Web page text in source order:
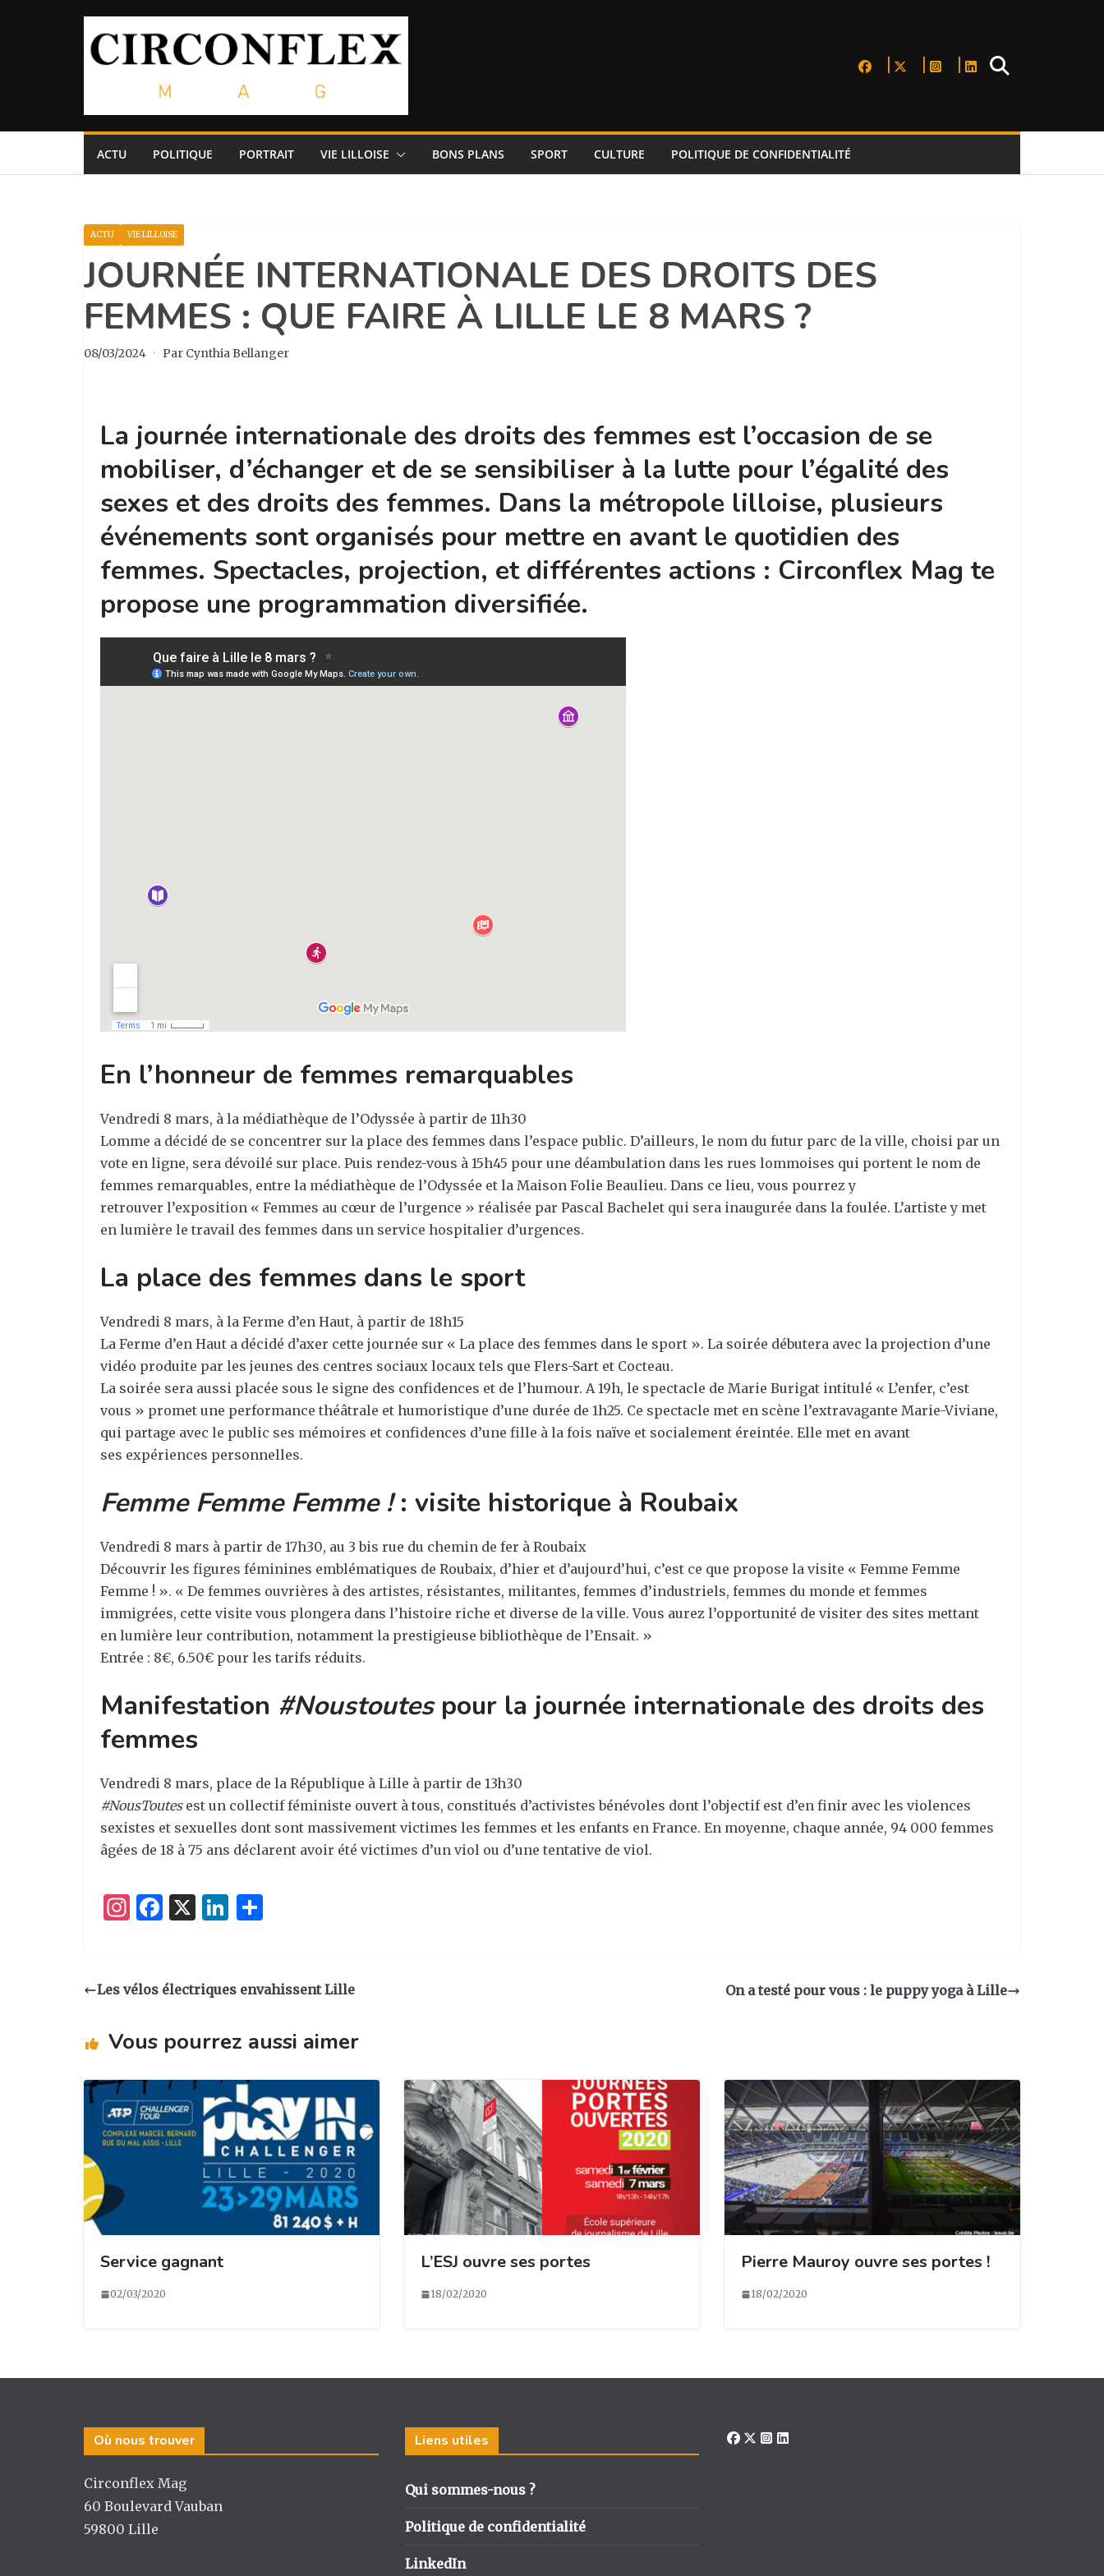
ACTU POLITIQUE PORTRAIT VIE LILLOISE BONS PLANS SPORT CULTURE POLITIQUE DE CONFIDENTIALITÉ
ACTU VIE LILLOISE
JOURNÉE INTERNATIONALE DES DROITS DES
FEMMES : QUE FAIRE À LILLE LE 8 MARS ?
08/03/2024 · Par Cynthia Bellanger
La journée internationale des droits des femmes est l’occasion de se
mobiliser, d’échanger et de se sensibiliser à la lutte pour l’égalité des
sexes et des droits des femmes. Dans la métropole lilloise, plusieurs
événements sont organisés pour mettre en avant le quotidien des
femmes. Spectacles, projection, et différentes actions : Circonflex Mag te
propose une programmation diversifiée.
En l’honneur de femmes remarquables
Vendredi 8 mars, à la médiathèque de l’Odyssée à partir de 11h30
Lomme a décidé de se concentrer sur la place des femmes dans l’espace public. D’ailleurs, le nom du futur parc de la ville, choisi par un
vote en ligne, sera dévoilé sur place. Puis rendez-vous à 15h45 pour une déambulation dans les rues lommoises qui portent le nom de
femmes remarquables, entre la médiathèque de l’Odyssée et la Maison Folie Beaulieu. Dans ce lieu, vous pourrez y
retrouver l’exposition « Femmes au cœur de l’urgence » réalisée par Pascal Bachelet qui sera inaugurée dans la foulée. L’artiste y met
en lumière le travail des femmes dans un service hospitalier d’urgences.
La place des femmes dans le sport
Vendredi 8 mars, à la Ferme d’en Haut, à partir de 18h15
La Ferme d’en Haut a décidé d’axer cette journée sur « La place des femmes dans le sport ». La soirée débutera avec la projection d’une
vidéo produite par les jeunes des centres sociaux locaux tels que Flers-Sart et Cocteau.
La soirée sera aussi placée sous le signe des confidences et de l’humour. A 19h, le spectacle de Marie Burigat intitulé « L’enfer, c’est
vous » promet une performance théâtrale et humoristique d’une durée de 1h25. Ce spectacle met en scène l’extravagante Marie-Viviane,
qui partage avec le public ses mémoires et confidences d’une fille à la fois naïve et socialement éreintée. Elle met en avant
ses expériences personnelles.
Femme Femme Femme !: visite historique à Roubaix
Vendredi 8 mars à partir de 17h30, au 3 bis rue du chemin de fer à Roubaix
Découvrir les figures féminines emblématiques de Roubaix, d’hier et d’aujourd’hui, c’est ce que propose la visite « Femme Femme
Femme ! ». « De femmes ouvrières à des artistes, résistantes, militantes, femmes d’industriels, femmes du monde et femmes
immigrées, cette visite vous plongera dans l’histoire riche et diverse de la ville. Vous aurez l’opportunité de visiter des sites mettant
en lumière leur contribution, notamment la prestigieuse bibliothèque de l’Ensait. »
Entrée : 8€, 6.50€ pour les tarifs réduits.
Manifestation #Noustoutespour la journée internationale des droits des
femmes
Vendredi 8 mars, place de la République à Lille à partir de 13h30
#NousToutesest un collectif féministe ouvert à tous, constitués d’activistes bénévoles dont l’objectif est d’en finir avec les violences
sexistes et sexuelles dont sont massivement victimes les femmes et les enfants en France. En moyenne, chaque année, 94 000 femmes
âgées de 18 à 75 ans déclarent avoir été victimes d’un viol ou d’une tentative de viol.
I
a
ra
F
e
o
k
X
Li
e
n
g
Les vélos électriques envahissent Lille On a testé pour vous : le puppy yoga à Lille
Vous pourrez aussi aimer
Service gagnant
02/03/2020
L’ESJ ouvre ses portes
18/02/2020
Pierre Mauroy ouvre ses portes !
18/02/2020
Où nous trouver
Circonflex Mag
60 Boulevard Vauban
59800 Lille
Liens utiles
Qui sommes-nous ?
Politique de confidentialité
LinkedIn